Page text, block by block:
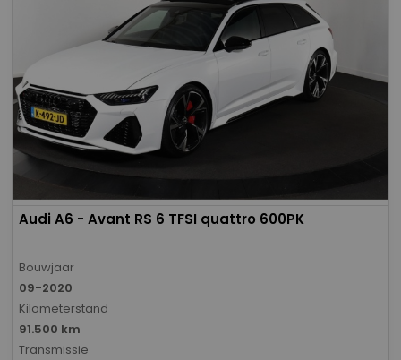
Audi A6 - Avant RS 6 TFSI quattro 600PK
Bouwjaar
09-2020
Kilometerstand
91.500 km
Transmissie